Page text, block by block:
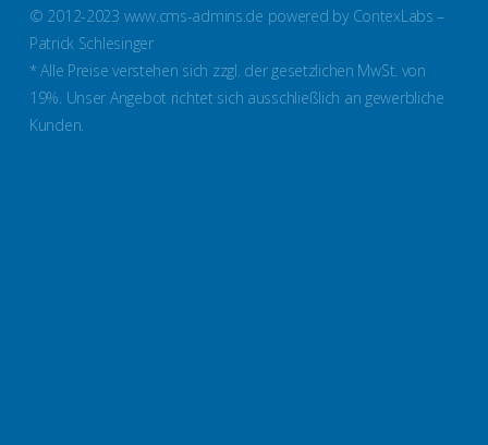
© 2012-2023 www.cms-admins.de powered by ContexLabs –
Patrick Schlesinger
* Alle Preise verstehen sich zzgl. der gesetzlichen MwSt. von
19%. Unser Angebot richtet sich ausschließlich an gewerbliche
Kunden.